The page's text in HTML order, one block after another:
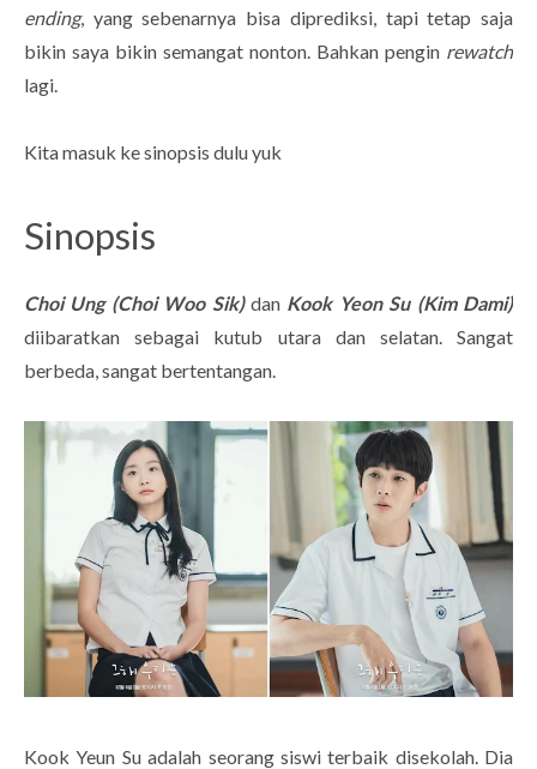
ending, yang sebenarnya bisa diprediksi, tapi tetap saja
bikin saya bikin semangat nonton. Bahkan pengin rewatch
lagi.
Kita masuk ke sinopsis dulu yuk
Sinopsis
Choi Ung (Choi Woo Sik)dan Kook Yeon Su (Kim Dami)
diibaratkan sebagai kutub utara dan selatan. Sangat
berbeda, sangat bertentangan.
Kook Yeun Su adalah seorang siswi terbaik disekolah. Dia